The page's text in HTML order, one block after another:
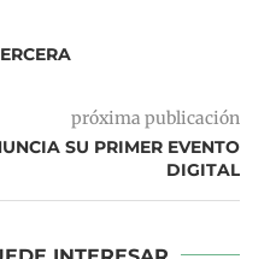
próxima publicación
SU PRIMER EVENTO
DIGITAL